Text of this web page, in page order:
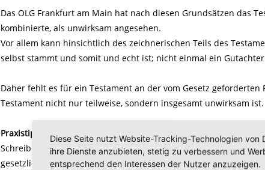
Das OLG Frankfurt am Main hat nach diesen Grundsätzen das
kombinierte, als unwirksam angesehen.
Vor allem kann hinsichtlich des zeichnerischen Teils des
selbst stammt und somit und echt ist; nicht einmal ein
Daher fehlt es für ein Testament an der vom Gesetz
Testament nicht nur teilweise, sondern insgesamt unwirksam ist.
Praxistipp:
Schreiben Sie ihr Testament komplett selbst und
gesetzliche Erbfolge eingreift.
Diese Seite nutzt Website-Tracking-Technologien von
ihre Dienste anzubieten, stetig zu verbessern und
entsprechend den Interessen der Nutzer anzuzeigen.